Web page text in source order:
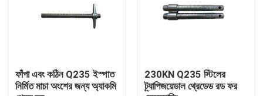
কারখানা ভ্রমণ
ফাঁপা এবং কঠিন Q235 ইস্পাত
নির্মিত মাচা অংশের জন্য অ্যাকমি
230KN Q235 স্টিলের
ট্র্যাপিজয়েডাল থ্রেডেড রড ফর